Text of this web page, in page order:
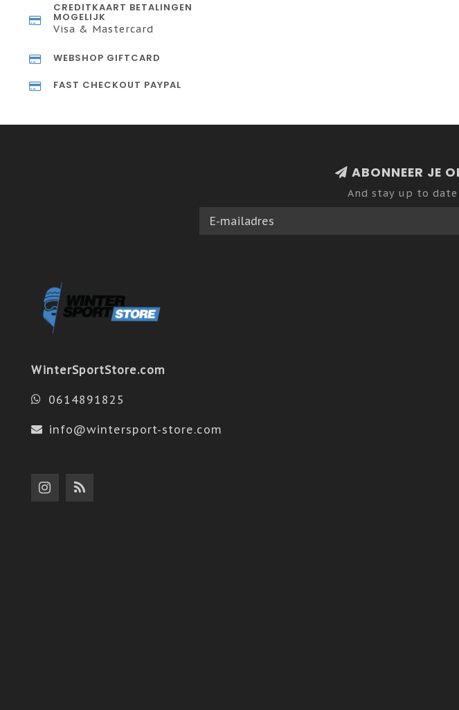
CREDITKAART BETALINGEN
MOGELIJK
Visa & Mastercard
WEBSHOP GIFTCARD
FAST CHECKOUT PAYPAL
ABONNEER JE
And stay up to
WinterSportStore.com
0614891825
info@wintersport-store.com